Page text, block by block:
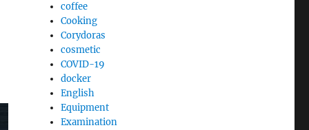
coffee
Cooking
Corydoras
cosmetic
COVID-19
docker
English
Equipment
Examination